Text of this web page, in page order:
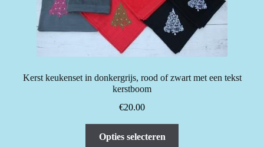
Kerst keukenset in donkergrijs, rood of zwart met een tekst
kerstboom
€20.00
Opties selecteren